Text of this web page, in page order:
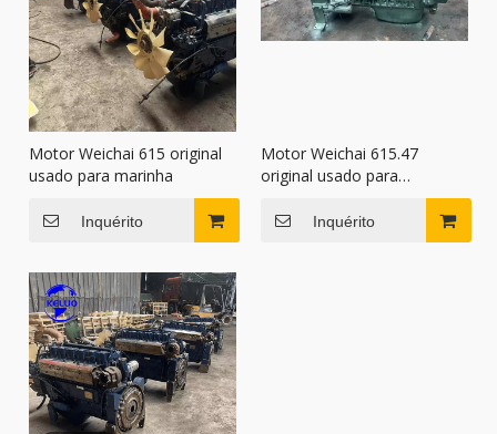
Motor Weichai 615 original
usado para marinha
Inquérito
Motor Weichai 615.47
original usado para
caminhões basculantes
Inquérito